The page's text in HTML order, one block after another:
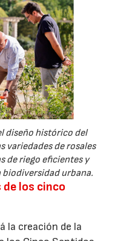
diseño histórico del
variedades de rosales
de riego eficientes y
biodiversidad urbana.
los cinco
la creación de la